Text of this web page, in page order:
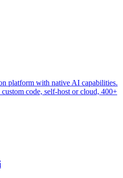
platform with native AI capabilities.
code, self-host or cloud, 400+